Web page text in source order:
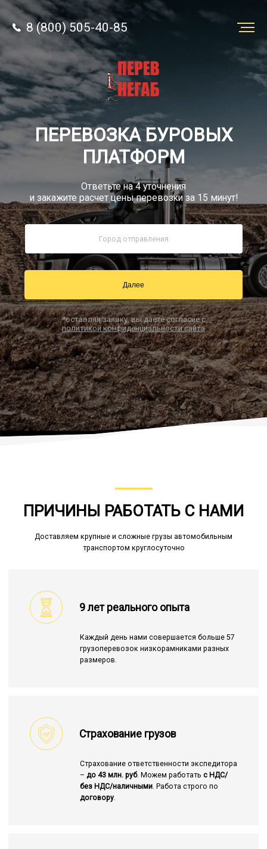
8 (800) 505-40-85
Звонок по РФ бесплатный
sale@simtruck-negabarit.ru
Заказать звонок
Заказать
перевозку
Грузы
8 (800) 505-40-85
ПЕРЕВОЗКА БУРОВЫХ
ПЛАТФОРМ
Ответьте на 4 уточнения
и закажите расчет цены перевозки за 15 минут!
Далее
*оставляя заявку, вы даете согласие с
политикой конфиденциальности сайта
ПРИЧИНЫ РАБОТАТЬ С НАМИ
Доставляем крупные и сложные грузы автомобильным
транспортом круглосуточно
9 лет реального опыта
Каждый день нами совершается больше 57
грузоперевозок низкорамниками разных
размеров.
Страхование грузов
Страхование ответственности экспедитора
– до 43 млн. руб. Можем работать с НДС/
без НДС/наличными. Работа строго по
договору.